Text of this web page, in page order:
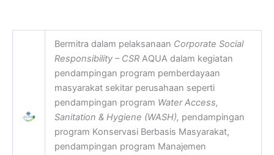
Bermitra dalam pelaksanaan Corporate Social
Responsibility – CSR AQUA dalam kegiatan
pendampingan program pemberdayaan
masyarakat sekitar perusahaan seperti
pendampingan program Water Access,
Sanitation & Hygiene (WASH), pendampingan
program Konservasi Berbasis Masyarakat,
pendampingan program Manajemen